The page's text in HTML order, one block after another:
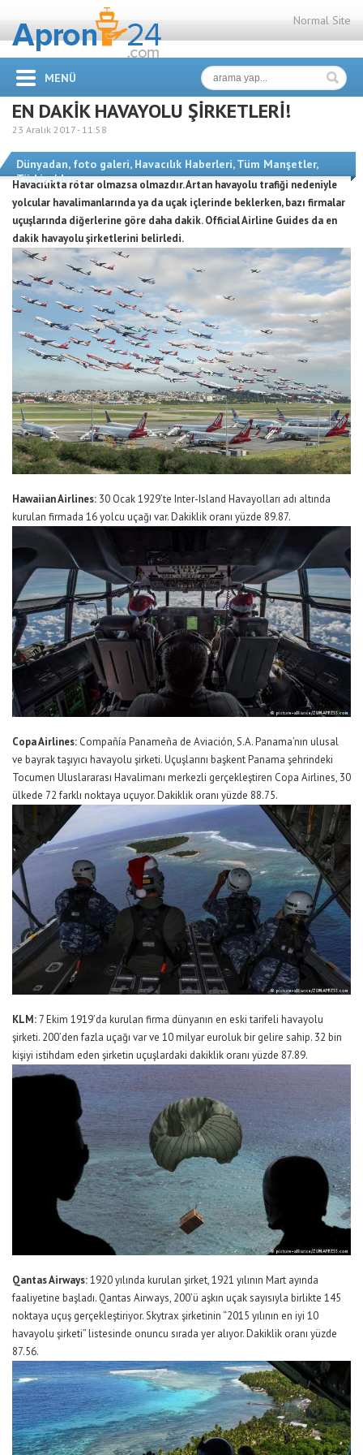
Normal Site
MENÜ
EN DAKİK HAVAYOLU ŞİRKETLERİ!
23 Aralık 2017 - 11:58
Dünyadan, foto galeri, Havacılık Haberleri,Tüm Manşetler,
Türkiye'den
Havacılıkta rötar olmazsa olmazdır. Artan havayolu trafiği nedeniyle
yolcular havalimanlarında ya da uçak içlerinde beklerken, bazı firmalar
uçuşlarında diğerlerine göre daha dakik. Official Airline Guides da en
dakik havayolu şirketlerini belirledi.
Hawaiian Airlines: 30 Ocak 1929’te Inter-Island Havayolları adı altında
kurulan firmada 16 yolcu uçağı var. Dakiklik oranı yüzde 89.87.
Copa Airlines: Compañía Panameña de Aviación, S.A. Panama’nın ulusal
ve bayrak taşıyıcı havayolu şirketi. Uçuşlarını başkent Panama şehrindeki
Tocumen Uluslararası Havalimanı merkezli gerçekleştiren Copa Airlines, 30
ülkede 72 farklı noktaya uçuyor. Dakiklik oranı yüzde 88.75.
KLM: 7 Ekim 1919’da kurulan firma dünyanın en eski tarifeli havayolu
şirketi. 200’den fazla uçağı var ve 10 milyar euroluk bir gelire sahip. 32 bin
kişiyi istihdam eden şirketin uçuşlardaki dakiklik oranı yüzde 87.89.
Qantas Airways:1920 yılında kurulan şirket, 1921 yılının Mart ayında
faaliyetine başladı. Qantas Airways, 200’ü aşkın uçak sayısıyla birlikte 145
noktaya uçuş gerçekleştiriyor. Skytrax şirketinin “2015 yılının en iyi 10
havayolu şirketi” listesinde onuncu sırada yer alıyor. Dakiklik oranı yüzde
87.56.